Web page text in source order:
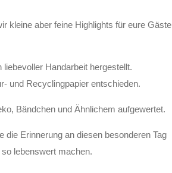
kleine aber feine Highlights für eure Gäste
Handarbeit hergestellt.
und Recyclingpapier entschieden.
Bändchen und Ähnlichem aufgewertet.
die Erinnerung an diesen besonderen Tag
lebenswert machen.